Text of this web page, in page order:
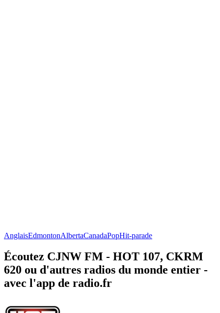
AnglaisEdmontonAlbertaCanadaPopHit-parade
Écoutez CJNW FM - HOT 107, CKRM
620 ou d'autres radios du monde entier -
avec l'app de radio.fr